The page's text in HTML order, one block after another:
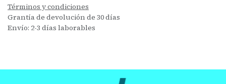
Términos y condiciones
Grantía de devolución de 30 días
Envío: 2-3 días laborables